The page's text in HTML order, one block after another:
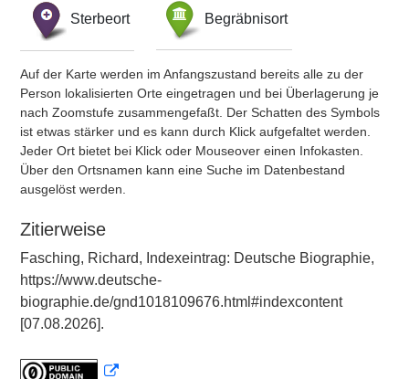
Sterbeort Begräbnisort
Auf der Karte werden im Anfangszustand bereits alle zu der
Person lokalisierten Orte eingetragen und bei Überlagerung je
nach Zoomstufe zusammengefaßt. Der Schatten des Symbols
ist etwas stärker und es kann durch Klick aufgefaltet werden.
Jeder Ort bietet bei Klick oder Mouseover einen Infokasten.
Über den Ortsnamen kann eine Suche im Datenbestand
ausgelöst werden.
Zitierweise
Fasching, Richard, Indexeintrag: Deutsche Biographie,
https://www.deutsche-
biographie.de/gnd1018109676.html#indexcontent
[07.08.2026].